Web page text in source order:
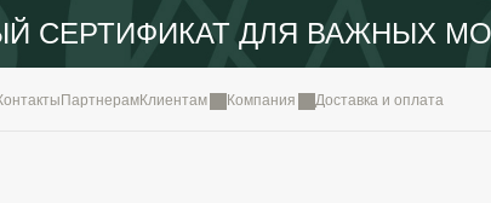
СЕРТИФИКАТ ДЛЯ ВАЖНЫХ
ПартнерамКлиентам Компания Доставка и оплата